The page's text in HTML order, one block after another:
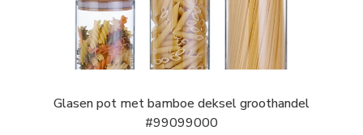
Glasen pot met bamboe deksel groothandel
#99099000